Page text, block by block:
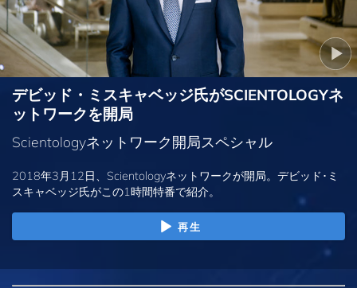
デビッド・ミスキャベッジ氏がSCIENTOLOGYネ
ットワークを開局
Scientologyネットワーク開局スペシャル
2018年3月12日、Scientologyネットワークが開局。デビッド･ミ
スキャベッジ氏がこの1時間特番で紹介。
再生